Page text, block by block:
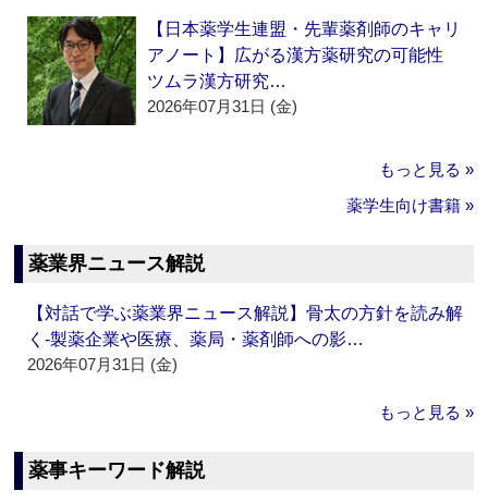
【日本薬学生連盟・先輩薬剤師のキャリ
アノート】広がる漢方薬研究の可能性
ツムラ漢方研究…
2026年07月31日 (金)
もっと見る »
薬学生向け書籍 »
薬業界ニュース解説
【対話で学ぶ薬業界ニュース解説】骨太の方針を読み解
く‐製薬企業や医療、薬局・薬剤師への影…
2026年07月31日 (金)
もっと見る »
薬事キーワード解説